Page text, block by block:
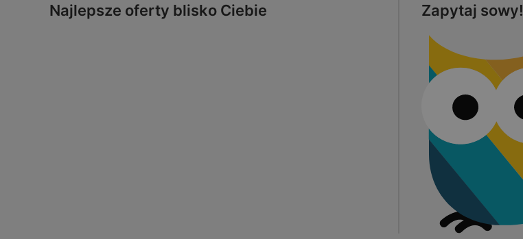
Najlepsze oferty blisko Ciebie Zapytaj sowy!